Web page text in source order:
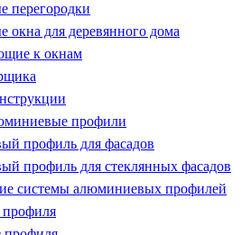
перегородки
окна для деревянного дома
к окнам
профили
профиль для фасадов
профиль для стеклянных фасадов
системы алюминиевых профилей